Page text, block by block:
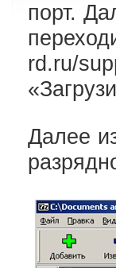
порт.
rd.ru/
Далее